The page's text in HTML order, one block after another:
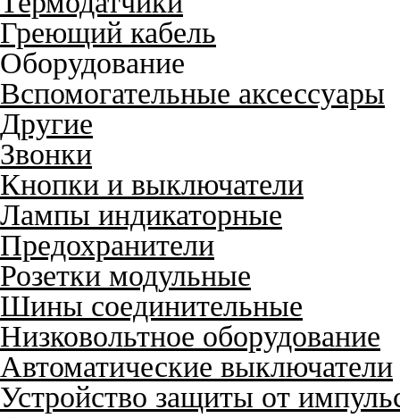
Греющий кабель
Оборудование
Вспомогательные аксессуары
Другие
Звонки
Кнопки и выключатели
Лампы индикаторные
Предохранители
Розетки модульные
Шины соединительные
Низковольтное оборудование
Автоматические выключатели
Устройство защиты от